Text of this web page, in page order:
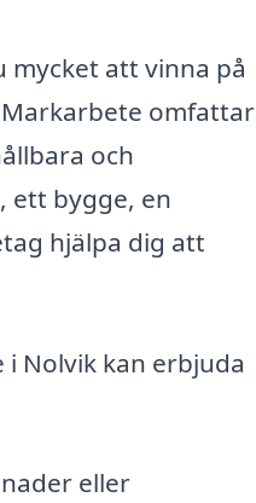
mycket att vinna på
omfattar
och
ett bygge, en
hjälpa dig att
Nolvik kan erbjuda
eller